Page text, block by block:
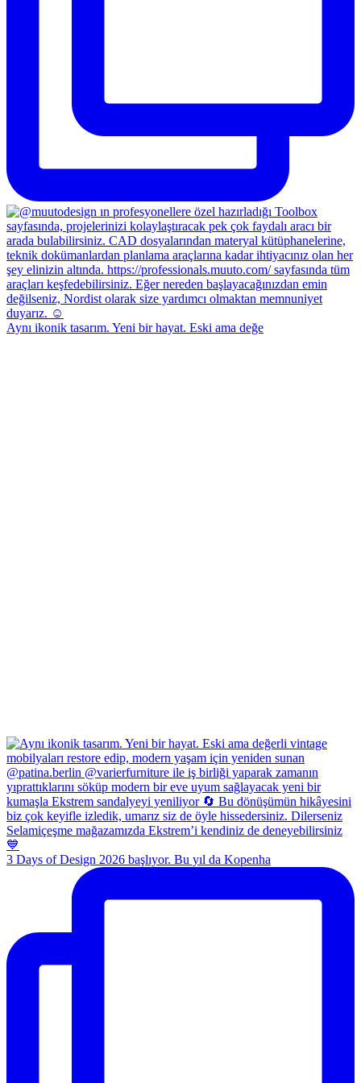
Aynı ikonik tasarım. Yeni bir hayat. Eski ama değe
3 Days of Design 2026 başlıyor. Bu yıl da Kopenha